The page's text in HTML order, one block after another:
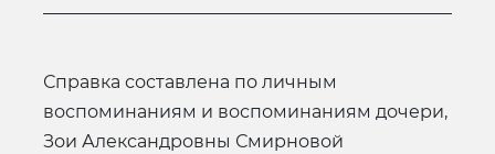
Справка составлена по личным
воспоминаниям и воспоминаниям дочери,
Зои Александровны Смирновой